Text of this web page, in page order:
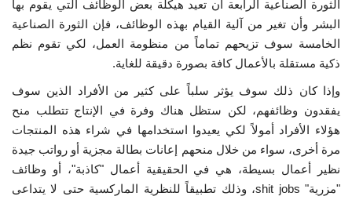
الثورة الصناعية الرابعة أن تعيد هيكلة بعض الوظائف التي يقوم بها
البشر وأن تغير من آلية القيام بهذه الوظائف، فإن الثورة الصناعية
الخامسة سوف تزيحهم تماماً من منظومة العمل، لكي تقوم نظم
ذكية مستقلة بالأعمال كافة بصورة دقيقة للغاية.
وإذا كان ذلك سوف يؤثر سلباً على كثير من الأفراد الذين سوف
يفقدون وظائفهم، لكن ستظل هناك وفرة في الإنتاج تتطلب منح
هؤلاء الأفراد أمولاً لكي يعيدوا استخدامها في شراء هذه المنتجات
مرة أخرى، سواء من خلال منحهم إعانات بطالة مجزية أو رواتب جيدة
نظير أعمال بسيطة، هي في الحقيقية أعمال "كاذبة"، أو وظائف
"مزرية" shit jobs، وذلك تطبيقاً للنظرية الماركسية حتى لا يتداعى